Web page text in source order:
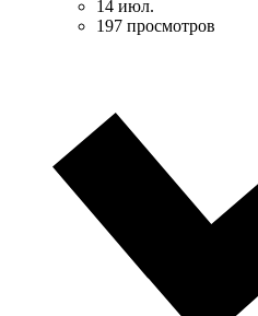
14 июл.
197 просмотров